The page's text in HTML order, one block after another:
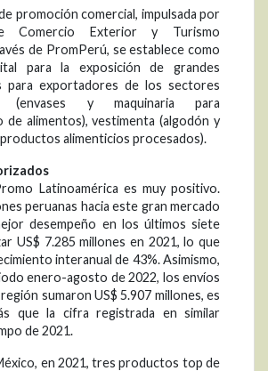
promoción comercial, impulsada por
Comercio Exterior y Turismo
de PromPerú, se establece como
para la exposición de grandes
para exportadores de los sectores
(envases y maquinaria para
de alimentos), vestimenta (algodón y
alimenticios procesados).
Latinoamérica es muy positivo.
peruanas hacia este gran mercado
desempeño en los últimos siete
US$ 7.285 millones en 2021, lo que
interanual de 43%. Asimismo,
enero-agosto de 2022, los envíos
sumaron US$ 5.907 millones, es
que la cifra registrada en similar
de 2021.
en 2021, tres productos top de